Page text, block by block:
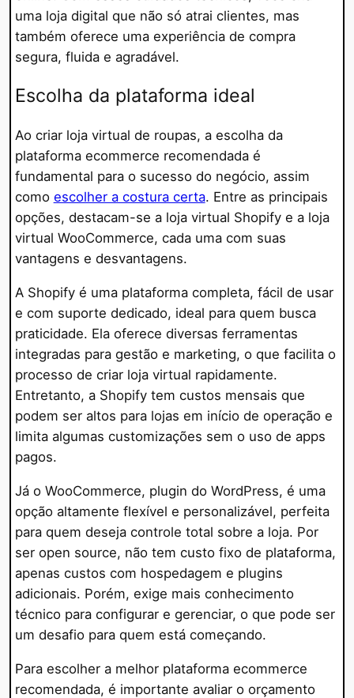
uma loja digital que não só atrai clientes, mas
também oferece uma experiência de compra
segura, fluida e agradável.
Escolha da plataforma ideal
Ao criar loja virtual de roupas, a escolha da
plataforma ecommerce recomendada é
fundamental para o sucesso do negócio, assim
como escolher a costura certa. Entre as principais
opções, destacam-se a loja virtual Shopify e a loja
virtual WooCommerce, cada uma com suas
vantagens e desvantagens.
A Shopify é uma plataforma completa, fácil de usar
e com suporte dedicado, ideal para quem busca
praticidade. Ela oferece diversas ferramentas
integradas para gestão e marketing, o que facilita o
processo de criar loja virtual rapidamente.
Entretanto, a Shopify tem custos mensais que
podem ser altos para lojas em início de operação e
limita algumas customizações sem o uso de apps
pagos.
Já o WooCommerce, plugin do WordPress, é uma
opção altamente flexível e personalizável, perfeita
para quem deseja controle total sobre a loja. Por
ser open source, não tem custo fixo de plataforma,
apenas custos com hospedagem e plugins
adicionais. Porém, exige mais conhecimento
técnico para configurar e gerenciar, o que pode ser
um desafio para quem está começando.
Para escolher a melhor plataforma ecommerce
recomendada, é importante avaliar o orçamento